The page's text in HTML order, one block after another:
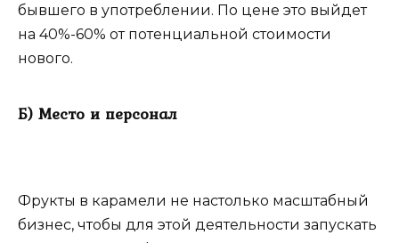
бывшего в употреблении. По цене это выйдет
на 40%-60% от потенциальной стоимости
нового.
Б) Место и персонал
Фрукты в карамели не настолько масштабный
бизнес, чтобы для этой деятельности запускать